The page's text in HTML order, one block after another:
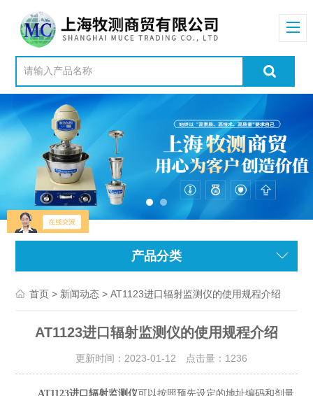
产品分类
首页 > 新闻动态 > AT1123进口辐射监测仪的使用规程介绍
AT1123进口辐射监测仪的使用规程介绍
更新时间：2023-01-12 点击量： 1236
AT1123进口辐射监测仪可以按照预先设定的地址编码和剂量